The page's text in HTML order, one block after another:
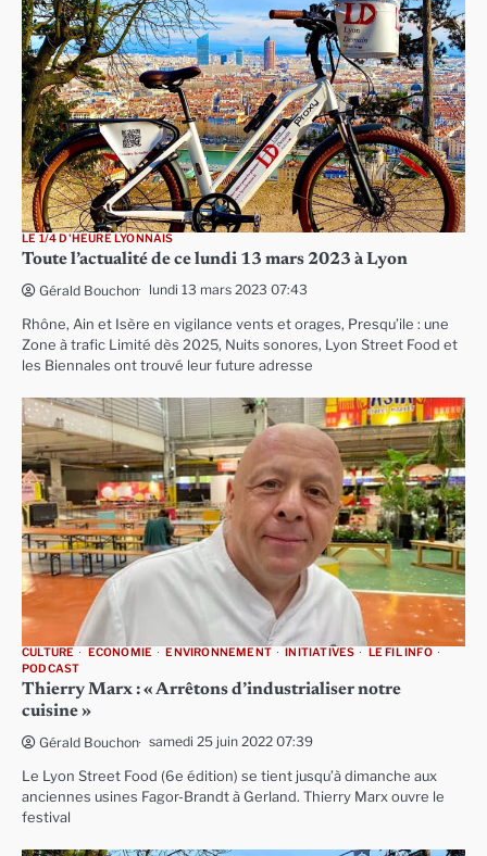
LE 1/4 D'HEURE LYONNAIS
Toute l’actualité de ce lundi 13 mars 2023 à Lyon
Gérald Bouchon lundi 13 mars 2023 07:43
Rhône, Ain et Isère en vigilance vents et orages, Presqu’ile : une
Zone à trafic Limité dès 2025, Nuits sonores, Lyon Street Food et
les Biennales ont trouvé leur future adresse
CULTURE ECONOMIE ENVIRONNEMENT INITIATIVES
LE FIL INFO
PODCAST
Thierry Marx : « Arrêtons d’industrialiser notre
cuisine »
Gérald Bouchon samedi 25 juin 2022 07:39
Le Lyon Street Food (6e édition) se tient jusqu’à dimanche aux
anciennes usines Fagor-Brandt à Gerland. Thierry Marx ouvre le
festival